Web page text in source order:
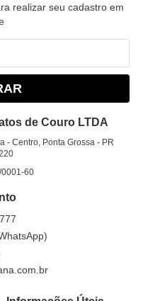
realizar seu cadastro em
de Couro LTDA
- Centro, Ponta Grossa - PR
60